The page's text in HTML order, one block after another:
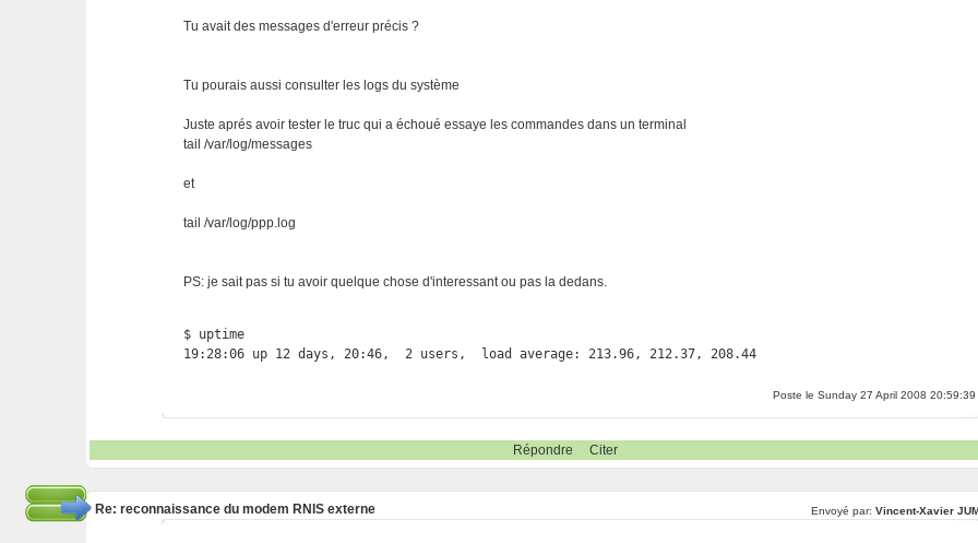
Tu avait des messages d'erreur précis ?
Tu pourais aussi consulter les logs du système
Juste aprés avoir tester le truc qui a échoué essaye les commandes dans un terminal
tail /var/log/messages
et
tail /var/log/ppp.log
PS: je sait pas si tu avoir quelque chose d'interessant ou pas la dedans.
$ uptime
19:28:06 up 12 days, 20:46,  2 users,  load average: 213.96, 212.37, 208.44
Poste le Sunday 27 April 2008 20:59:39
Répondre Citer
Re: reconnaissance du modem RNIS externe Envoyé par: Vincent-Xavier